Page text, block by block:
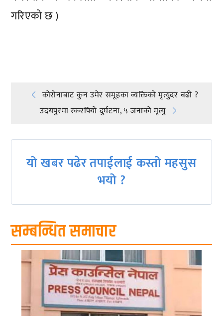
गरिएको छ )
Post
navigation
कोरोनाबाट कुन उमेर समूहका व्यक्तिको मृत्युुदर बढी ?
उदयपुरमा स्करपियो दुर्घटना, ५ जनाको मृत्यु
यो खबर पढेर तपाईलाई कस्तो महसुस
भयो ?
सम्बन्धित समाचार